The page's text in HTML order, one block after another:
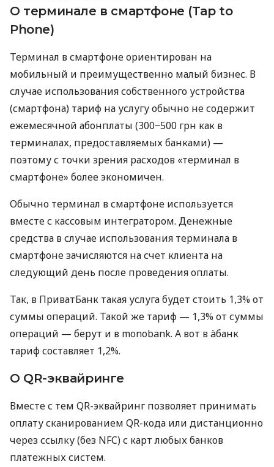
О терминале в смартфоне (Tap to
Phone)
Терминал в смартфоне ориентирован на
мобильный и преимущественно малый бизнес. В
случае использования собственного устройства
(смартфона) тариф на услугу обычно не содержит
ежемесячной абонплаты (300−500 грн как в
терминалах, предоставляемых банками) —
поэтому с точки зрения расходов «терминал в
смартфоне» более экономичен.
Обычно терминал в смартфоне используется
вместе с кассовым интегратором. Денежные
средства в случае использования терминала в
смартфоне зачисляются на счет клиента на
следующий день после проведения оплаты.
Так, в ПриватБанк такая услуга будет стоить 1,3% от
суммы операций. Такой же тариф — 1,3% от суммы
операций — берут и в monobank. А вот в àбанк
тариф составляет 1,2%.
О QR-эквайринге
Вместе с тем QR-эквайринг позволяет принимать
оплату сканированием QR-кода или дистанционно
через ссылку (без NFC) с карт любых банков
платежных систем.